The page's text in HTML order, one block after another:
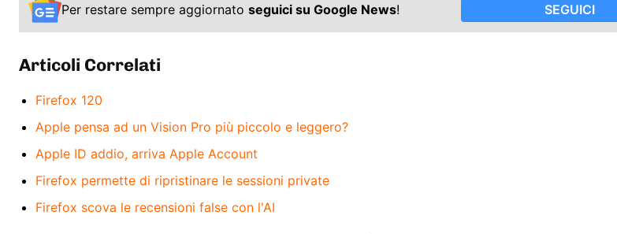
Per restare sempre aggiornato seguici su Google News! SEGUICI
Articoli Correlati
Firefox 120
Apple pensa ad un Vision Pro più piccolo e leggero?
Apple ID addio, arriva Apple Account
Firefox permette di ripristinare le sessioni private
Firefox scova le recensioni false con l'AI